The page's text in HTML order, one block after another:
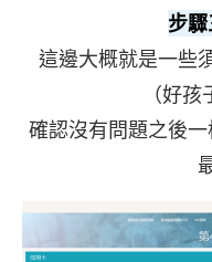
步
這邊大概就是一些
（好
確認沒有問題之後